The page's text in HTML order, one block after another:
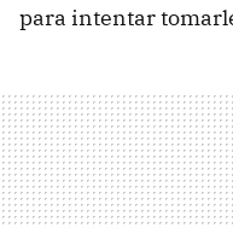
para intentar